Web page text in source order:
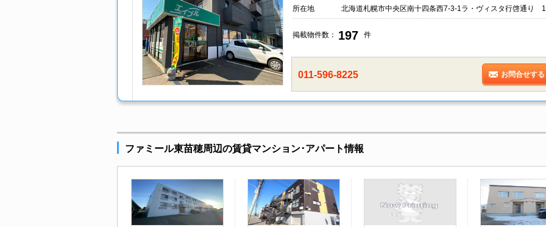
所在地 北海道札幌市中央区南十四条西7-3-1ラ・ヴィスタ行啓通り
掲載物件数： 197 件
011-596-8225 お問合せす
ファミール東苗穂周辺の賃貸マンション･アパート情報